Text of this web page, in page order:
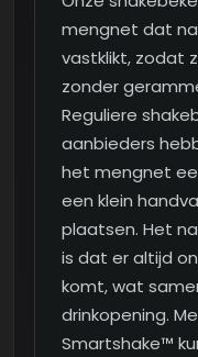
mengnet dat
vastklikt, zodat
zonder
Reguliere
aanbieders
het mengnet
een klein
plaatsen. Het
is dat er altijd
komt, wat
drinkopening.
Smartshake™